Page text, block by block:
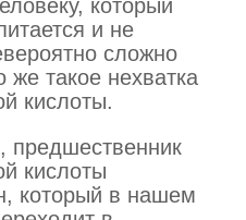
который
и не
сложно
же такое нехватка
кислоты.
предшественник
кислоты
который в нашем